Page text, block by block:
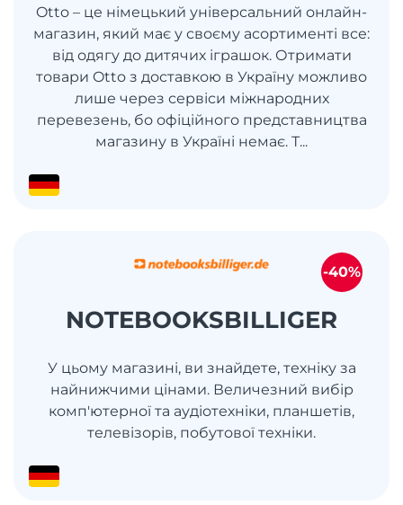
Otto – це німецький універсальний онлайн-
магазин, який має у своєму асортименті все:
від одягу до дитячих іграшок. Отримати
товари Otto з доставкою в Україну можливо
лише через сервіси міжнародних
перевезень, бо офіційного представництва
магазину в Україні немає. Т...
NOTEBOOKSBILLIGER
У цьому магазині, ви знайдете, техніку за
найнижчими цінами. Величезний вибір
комп'ютерної та аудіотехніки, планшетів,
телевізорів, побутової техніки.
-40%